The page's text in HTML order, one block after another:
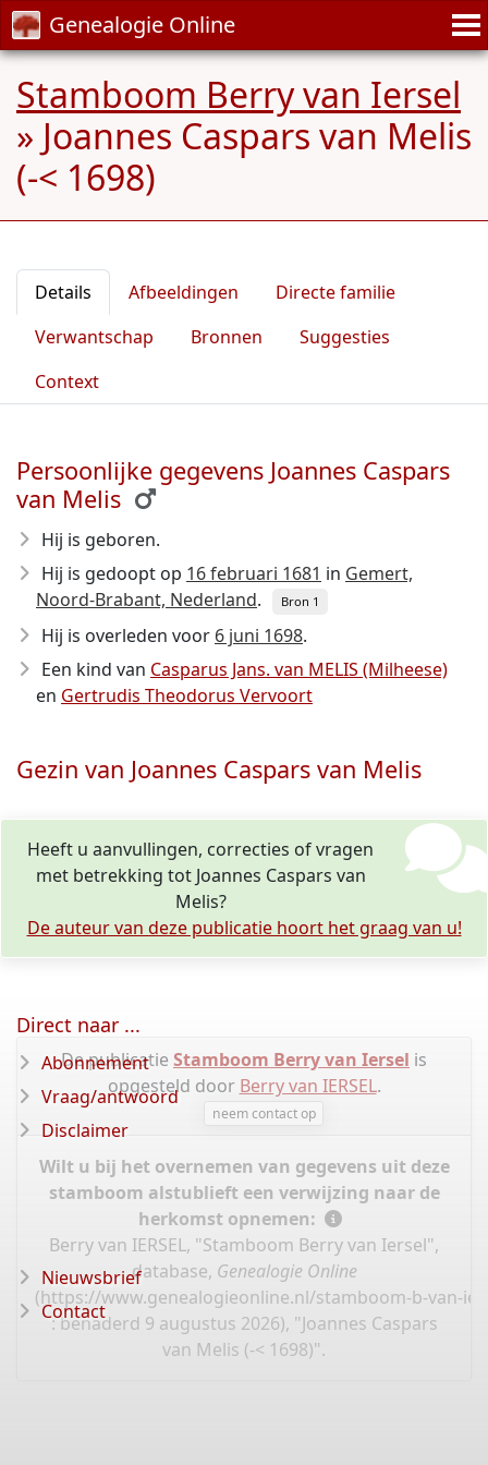
Genealogie Online
Stamboom Berry van Iersel
» Joannes Caspars van Melis
(-< 1698)
Details Afbeeldingen
Directe familie
Verwantschap
Bronnen
Suggesties
Context
Persoonlijke gegevens Joannes Caspars
van Melis
Hij is geboren.
Hij is gedoopt op 16 februari 1681 in Gemert,
Noord-Brabant, Nederland. Bron 1
Hij is overleden voor 6 juni 1698.
Een kind van Casparus Jans. van MELIS (Milheese)
en Gertrudis Theodorus Vervoort
Gezin van Joannes Caspars van Melis
Heeft u aanvullingen, correcties of vragen
met betrekking tot Joannes Caspars van
Melis?
De auteur van deze publicatie hoort het graag van u!
De publicatie Stamboom Berry van Iersel is
opgesteld door Berry van IERSEL.
neem contact op
Wilt u bij het overnemen van gegevens uit deze
stamboom alstublieft een verwijzing naar de
herkomst opnemen:
Berry van IERSEL, "Stamboom Berry van Iersel",
database, Genealogie Online
(https://www.genealogieonline.nl/stamboom-b-van-
: benaderd 9 augustus 2026), "Joannes Caspars
van Melis (-< 1698)".
Direct naar ...
Abonnement
Vraag/antwoord
Disclaimer
Nieuwsbrief
Contact